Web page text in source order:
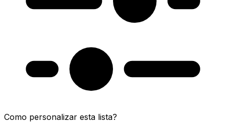
Como personalizar esta lista?